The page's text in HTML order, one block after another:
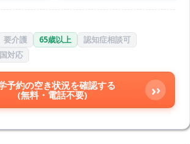
要介護 65歳以上
認知症相談可
対応
予約の空き状況を確認する
(無料・電話不要)
›